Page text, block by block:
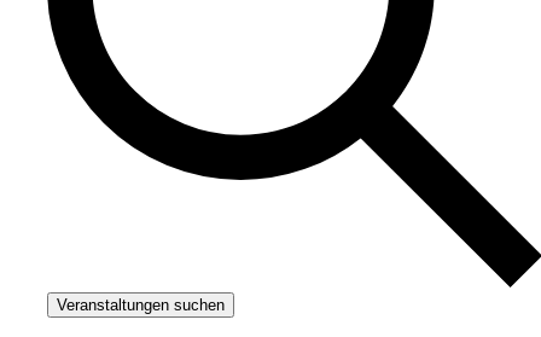
Veranstaltungen suchen